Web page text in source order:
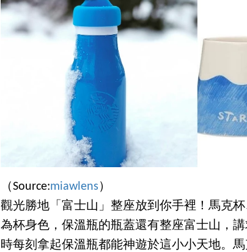
（Source:miawlens ）
觀光勝地「富士山」整座放到你手裡！馬克杯
為杯身色，保溫瓶的瓶蓋還有整座富士山，
時每刻拿起保溫瓶都能神遊於這小小天地。